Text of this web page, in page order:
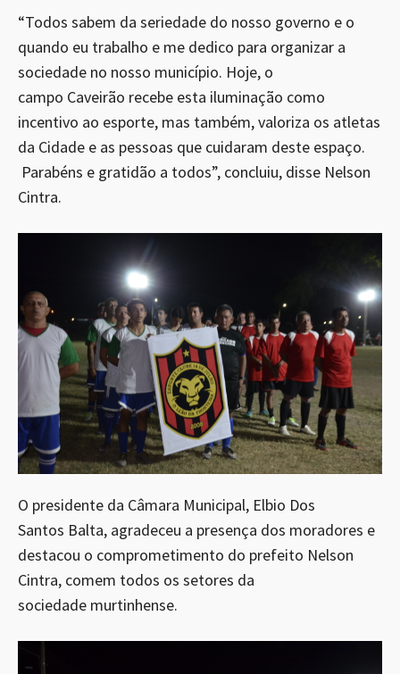
“Todos sabem da seriedade do nosso governo e o
quando eu trabalho e me dedico para organizar a
sociedade no nosso município. Hoje, o
campo Caveirão recebe esta iluminação como
incentivo ao esporte, mas também, valoriza os atletas
da Cidade e as pessoas que cuidaram deste espaço.
Parabéns e gratidão a todos”, concluiu, disse Nelson
Cintra.
O presidente da Câmara Municipal, Elbio Dos
Santos Balta, agradeceu a presença dos moradores e
destacou o comprometimento do prefeito Nelson
Cintra, comem todos os setores da
sociedade murtinhense.